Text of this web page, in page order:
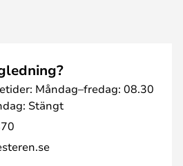
Måndag–fredag: 08.30
Stängt